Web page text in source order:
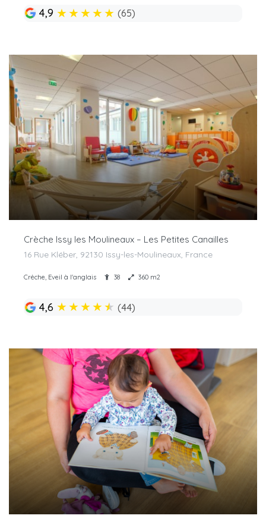
4,9 ★★★★★ (65)
Crèche Issy les Moulineaux – Les Petites Canailles
16 Rue Kléber, 92130 Issy-les-Moulineaux, France
Crèche, Eveil à l'anglais 38 360 m2
4,6 ★★★★★ (44)